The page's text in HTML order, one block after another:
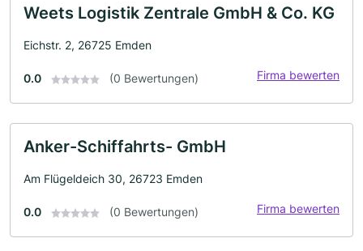
Weets Logistik Zentrale GmbH & Co. KG
Eichstr. 2, 26725 Emden
0.0 (0 Bewertungen) Firma bewerten
Anker-Schiffahrts- GmbH
Am Flügeldeich 30, 26723 Emden
0.0 (0 Bewertungen) Firma bewerten